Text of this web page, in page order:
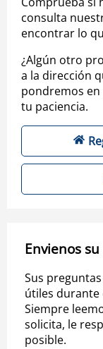
consulta
encontrar lo
¿Algún otro
a la dirección
pondremos
tu paciencia.
Envienos
Sus
útiles durante
Siempre
solicita, le
posible.